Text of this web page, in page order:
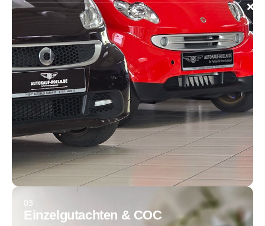
03
Einzelgutachten & COC